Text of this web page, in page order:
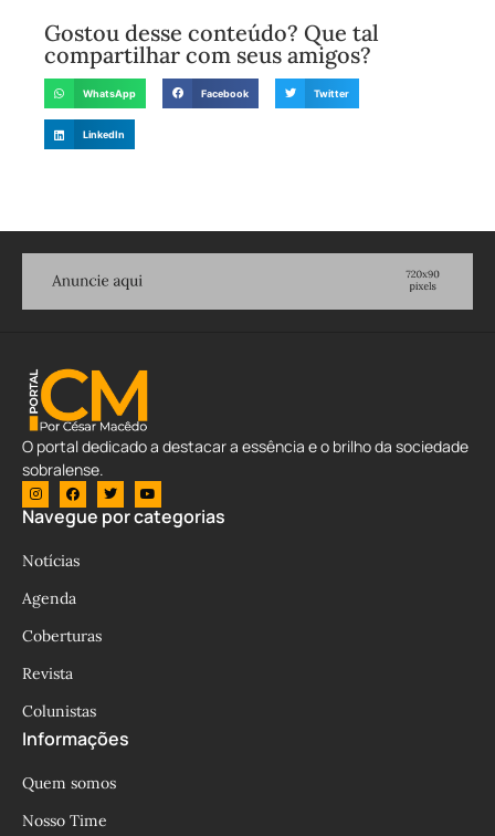
Gostou desse conteúdo? Que tal
compartilhar com seus amigos?
WhatsApp Facebook Twitter
LinkedIn
O portal dedicado a destacar a essência e o brilho da sociedade
sobralense.
Navegue por categorias
Notícias
Agenda
Coberturas
Revista
Colunistas
Informações
Quem somos
Nosso Time